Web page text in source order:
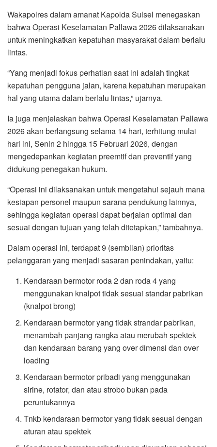
Wakapolres dalam amanat Kapolda Sulsel menegaskan
bahwa Operasi Keselamatan Pallawa 2026 dilaksanakan
untuk meningkatkan kepatuhan masyarakat dalam berlalu
lintas.
“Yang menjadi fokus perhatian saat ini adalah tingkat
kepatuhan pengguna jalan, karena kepatuhan merupakan
hal yang utama dalam berlalu lintas,” ujarnya.
Ia juga menjelaskan bahwa Operasi Keselamatan Pallawa
2026 akan berlangsung selama 14 hari, terhitung mulai
hari ini, Senin 2 hingga 15 Februari 2026, dengan
mengedepankan kegiatan preemtif dan preventif yang
didukung penegakan hukum.
“Operasi ini dilaksanakan untuk mengetahui sejauh mana
kesiapan personel maupun sarana pendukung lainnya,
sehingga kegiatan operasi dapat berjalan optimal dan
sesuai dengan tujuan yang telah ditetapkan,” tambahnya.
Dalam operasi ini, terdapat 9 (sembilan) prioritas
pelanggaran yang menjadi sasaran penindakan, yaitu:
Kendaraan bermotor roda 2 dan roda 4 yang
menggunakan knalpot tidak sesuai standar pabrikan
(knalpot brong)
Kendaraan bermotor yang tidak strandar pabrikan,
menambah panjang rangka atau merubah spektek
dan kendaraan barang yang over dimensi dan over
loading
Kendaraan bermotor pribadi yang menggunakan
sirine, rotator, dan atau strobo bukan pada
peruntukannya
Tnkb kendaraan bermotor yang tidak sesuai dengan
aturan atau spektek